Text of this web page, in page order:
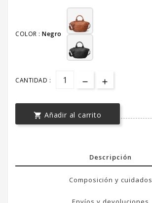
COLOR : Negro
CANTIDAD :
 Añadir al carrito
Descripción
Composición y cuidados